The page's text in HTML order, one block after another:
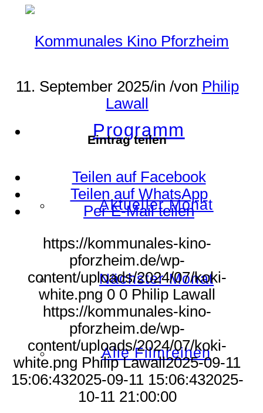
Programm
Aktueller Monat
Nächster Monat
Alle Filmreihen
11. September 2025/in /von Philip
Lawall
Eintrag teilen
Teilen auf Facebook
Teilen auf WhatsApp
Per E-Mail teilen
https://kommunales-kino-
pforzheim.de/wp-
content/uploads/2024/07/koki-
white.png 0 0 Philip Lawall
https://kommunales-kino-
pforzheim.de/wp-
content/uploads/2024/07/koki-
white.png Philip Lawall2025-09-11
15:06:432025-09-11 15:06:432025-
10-11 21:00:00